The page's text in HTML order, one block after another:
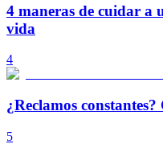
4 maneras de cuidar a
vida
4
¿Reclamos
5